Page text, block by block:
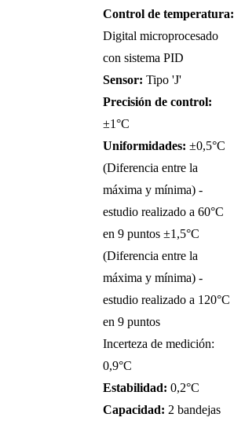
Control de temperatura:
Digital microprocesado
con sistema PID
Sensor: Tipo 'J'
Precisión de control:
±1°C
Uniformidades: ±0,5°C
(Diferencia entre la
máxima y mínima) -
estudio realizado a 60°C
en 9 puntos ±1,5°C
(Diferencia entre la
máxima y mínima) -
estudio realizado a 120°C
en 9 puntos
Incerteza de medición:
0,9°C
Estabilidad: 0,2°C
Capacidad: 2 bandejas